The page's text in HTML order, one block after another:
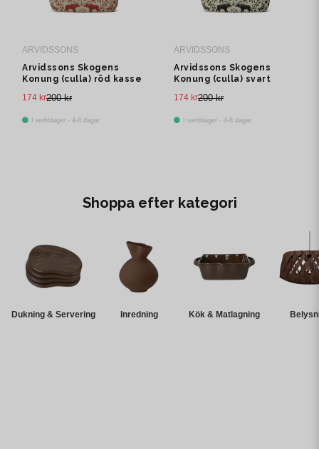
ARVIDSSONS
Arvidssons Skogens
Konung (culla) röd kasse
200 kr
174 kr
I webblager - 4-8 dagar
ARVIDSSONS
Arvidssons Skogens
Konung (culla) svart
200 kr
174 kr
I webblager - 4-8 dagar
Shoppa efter kategori
Dukning & Servering Inredning Kök & Matlagning